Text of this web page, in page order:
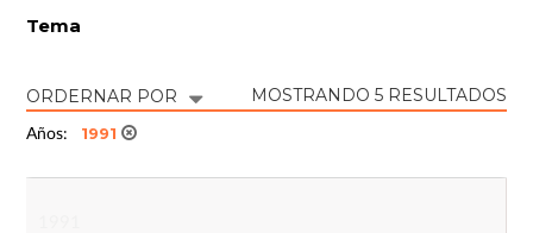
Tema
ORDERNAR POR MOSTRANDO 5 RESULTADOS
Años: 1991